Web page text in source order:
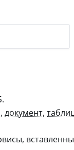
, документ,